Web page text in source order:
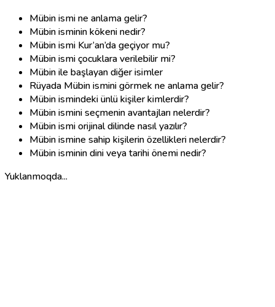
Mübin ismi ne anlama gelir?
Mübin isminin kökeni nedir?
Mübin ismi Kur’an’da geçiyor mu?
Mübin ismi çocuklara verilebilir mi?
Mübin ile başlayan diğer isimler
Rüyada Mübin ismini görmek ne anlama gelir?
Mübin ismindeki ünlü kişiler kimlerdir?
Mübin ismini seçmenin avantajları nelerdir?
Mübin ismi orijinal dilinde nasıl yazılır?
Mübin ismine sahip kişilerin özellikleri nelerdir?
Mübin isminin dini veya tarihi önemi nedir?
Yuklanmoqda...